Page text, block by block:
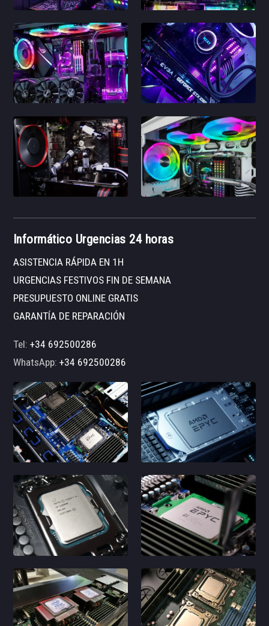
Informático Urgencias 24 horas
ASISTENCIA RÁPIDA EN 1H
URGENCIAS FESTIVOS FIN DE SEMANA
PRESUPUESTO ONLINE GRATIS
GARANTÍA DE REPARACIÓN
Tel:+34 692500286
WhatsApp:+34 692500286